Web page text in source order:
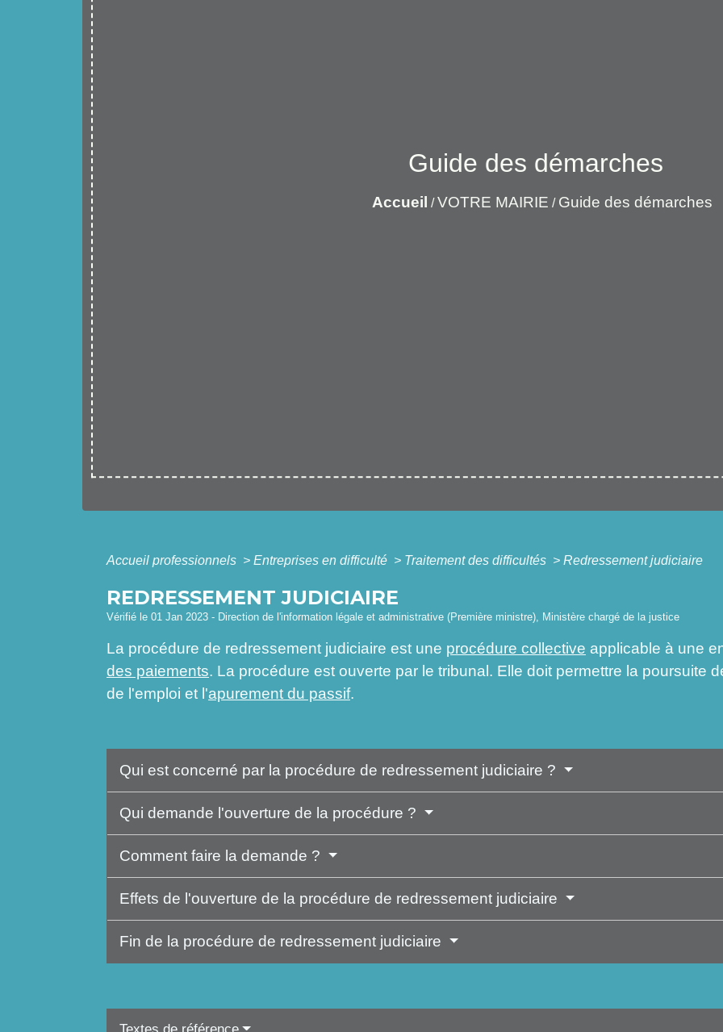
Guide des démarches
Accueil /VOTRE MAIRIE / Guide des démarches
Accueil professionnels > Entreprises en difficulté > Traitement des difficultés > Redressement judiciaire
REDRESSEMENT JUDICIAIRE
Vérifié le 01 Jan 2023 - Direction de l'information légale et administrative (Première ministre), Ministère chargé de la justice
La procédure de redressement judiciaire est une procédure collective applicable à une
des paiements. La procédure est ouverte par le tribunal. Elle doit permettre la poursuite
de l'emploi et l'apurement du passif.
Qui est concerné par la procédure de redressement judiciaire ?
Qui demande l'ouverture de la procédure ?
Comment faire la demande ?
Effets de l'ouverture de la procédure de redressement judiciaire
Fin de la procédure de redressement judiciaire